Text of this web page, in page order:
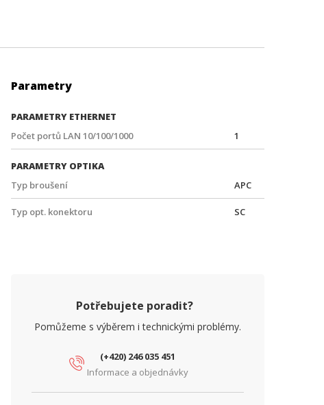
Parametry
PARAMETRY ETHERNET
Počet portů LAN 10/100/1000
1
PARAMETRY OPTIKA
Typ broušení
APC
Typ opt. konektoru SC
Potřebujete poradit?
Pomůžeme s výběrem i technickými problémy.
(+420) 246 035 451
Informace a objednávky